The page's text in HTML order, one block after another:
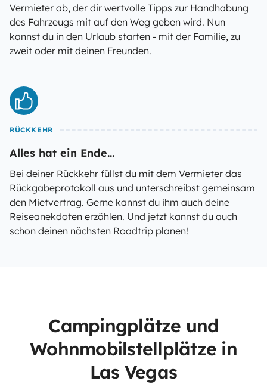
Vermieter ab, der dir wertvolle Tipps zur Handhabung
des Fahrzeugs mit auf den Weg geben wird. Nun
kannst du in den Urlaub starten - mit der Familie, zu
zweit oder mit deinen Freunden.
RÜCKKEHR
Alles hat ein Ende...
Bei deiner Rückkehr füllst du mit dem Vermieter das
Rückgabeprotokoll aus und unterschreibst gemeinsam
den Mietvertrag. Gerne kannst du ihm auch deine
Reiseanekdoten erzählen. Und jetzt kannst du auch
schon deinen nächsten Roadtrip planen!
Campingplätze und
Wohnmobilstellplätze in
Las Vegas